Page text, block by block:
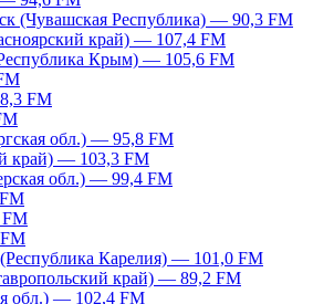
(Чувашская Республика) — 90,3 FM
край) — 107,4 FM
Крым) — 105,6 FM
FM
обл.) — 95,8 FM
край) — 103,3 FM
обл.) — 99,4 FM
Карелия) — 101,0 FM
край) — 89,2 FM
обл.) — 102,4 FM